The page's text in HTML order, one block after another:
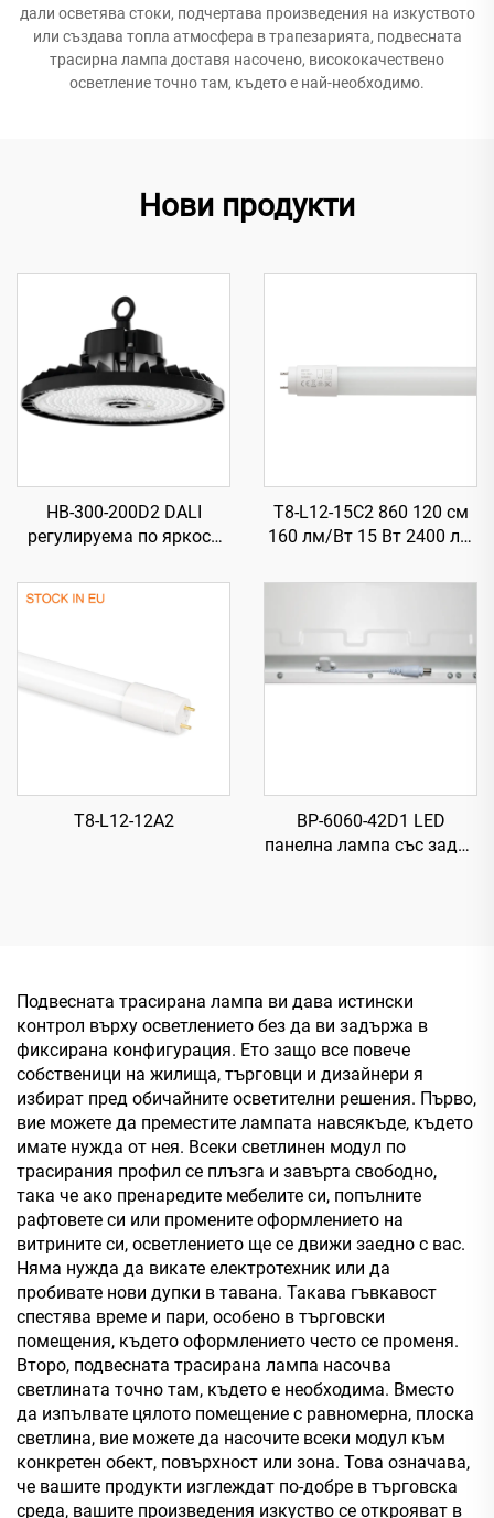
дали осветява стоки, подчертава произведения на изкуството
или създава топла атмосфера в трапезарията, подвесната
трасирна лампа доставя насочено, висококачествено
осветление точно там, където е най-необходимо.
Нови продукти
HB-300-200D2 DALI
регулируема по яркост
високомонтажна лампа,
840, 300×H130 мм, 185
T8-L12-15C2 860 120 см
160 лм/Вт 15 Вт 2400 лм
T8-L12-12A2
BP-6060-42D1 LED
панелна лампа със задна
Подвесната трасирана лампа ви дава истински
контрол върху осветлението без да ви задържа в
фиксирана конфигурация. Ето защо все повече
собственици на жилища, търговци и дизайнери я
избират пред обичайните осветителни решения. Първо,
вие можете да преместите лампата навсякъде, където
имате нужда от нея. Всеки светлинен модул по
трасирания профил се плъзга и завърта свободно,
така че ако пренаредите мебелите си, попълните
рафтовете си или промените оформлението на
витрините си, осветлението ще се движи заедно с вас.
Няма нужда да викате електротехник или да
пробивате нови дупки в тавана. Такава гъвкавост
спестява време и пари, особено в търговски
помещения, където оформлението често се променя.
Второ, подвесната трасирана лампа насочва
светлината точно там, където е необходима. Вместо
да изпълвате цялото помещение с равномерна, плоска
светлина, вие можете да насочите всеки модул към
конкретен обект, повърхност или зона. Това означава,
че вашите продукти изглеждат по-добре в търговска
среда, вашите произведения изкуство се открояват в